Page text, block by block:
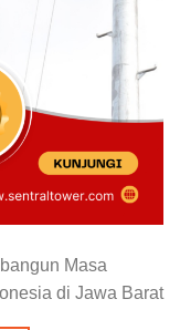
Masa
di Jawa Barat